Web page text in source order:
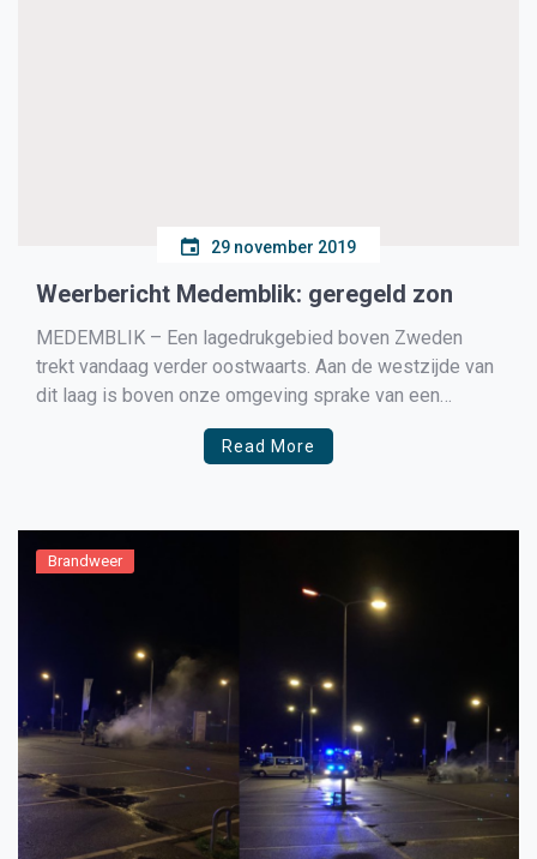
29 november 2019
Weerbericht Medemblik: geregeld zon
MEDEMBLIK – Een lagedrukgebied boven Zweden
trekt vandaag verder oostwaarts. Aan de westzijde van
dit laag is boven onze omgeving sprake van een
noordwestelijke stroming waarmee polaire lucht
Read More
Brandweer